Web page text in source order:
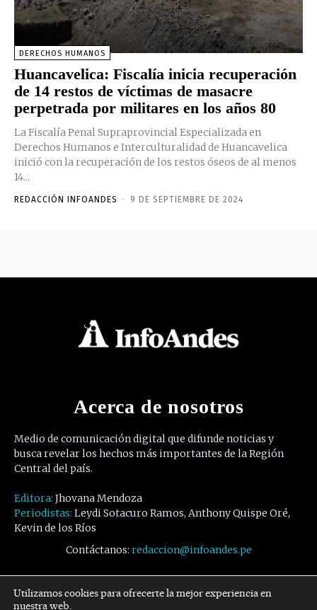
DERECHOS HUMANOS
Huancavelica: Fiscalía inicia recuperación
de 14 restos de víctimas de masacre
perpetrada por militares en los años 80
La Fiscalía Penal Supraprovincial Especializada en
Derechos Humanos e Interculturalidad de Huancavelica
inició con la recuperación de los restos óseos de al menos
14...
REDACCIÓN INFOANDES - 9 DE SEPTIEMBRE DE 2024
Acerca de nosotros
Medio de comunicación digital que difunde noticias y
busca revelar los hechos más importantes de la Región
Central del país.
Editora: Jhovana Mendoza
Periodistas: Leydi Sotacuro Ramos, Anthony Quispe Oré,
Kevin de los Ríos
Contáctanos: redaccion@infoandes.pe
Síguenos
Utilizamos cookies para ofrecerte la mejor experiencia en
nuestra web.